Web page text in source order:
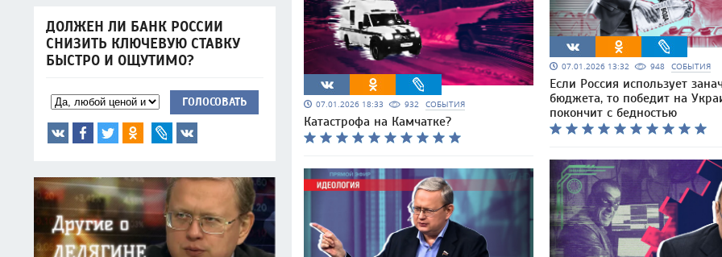
ДОЛЖЕН ЛИ БАНК РОССИИ
СНИЗИТЬ КЛЮЧЕВУЮ СТАВКУ
БЫСТРО И ОЩУТИМО?
ГОЛОСОВАТЬ 07.01.2026 18:33 932 СОБЫТИЯ
Катастрофа на Камчатке?
07.01.2026 13:32 948 СОБЫТИЯ
Если Россия использует
бюджета, то победит на
покончит с бедностью